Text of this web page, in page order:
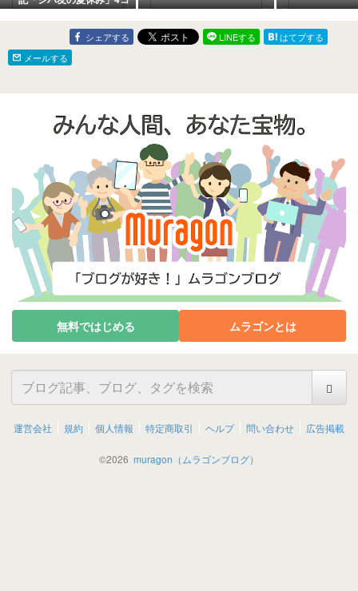
マ漫画｜無料カレンダー
待受・壁紙ダウンロード
シェアする LINEする
はてブする
メールする
無料ではじめる ムラゴンとは
運営会社 規約 個人情報 特定商取引 ヘルプ 問い合わせ 広告掲載
©2026 muragon（ムラゴンブログ）